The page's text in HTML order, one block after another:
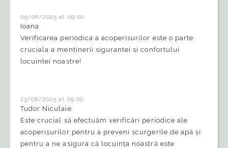
05/08/2025 at 09:00
Ioana
Verificarea periodica a acoperisurilor este o parte
cruciala a mentinerii sigurantei si confortului
locuintei noastre!
23/08/2025 at 09:00
Tudor Niculaie
Este crucial să efectuăm verificări periodice ale
acoperișurilor pentru a preveni scurgerile de apă și
pentru a ne asigura că locuința noastră este